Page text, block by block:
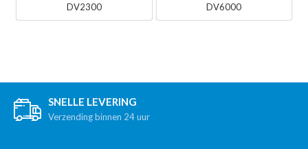
DV2300
DV6000
SNELLE LEVERING
Verzending binnen 24 uur